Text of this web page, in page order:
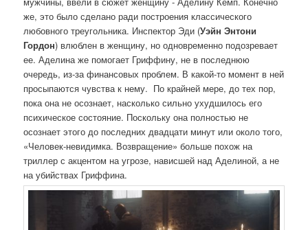
же, это было сделано ради построения классического
любовного треугольника. Инспектор Эди (Уэйн Энтони
Гордон) влюблен в женщину, но одновременно подозревает
ее. Аделина же помогает Гриффину, не в последнюю
очередь, из-за финансовых проблем. В какой-то момент в ней
просыпаются чувства к нему. По крайней мере, до тех пор,
пока она не осознает, насколько сильно ухудшилось его
психическое состояние. Поскольку она полностью не
осознает этого до последних двадцати минут или около того,
«Человек-невидимка. Возвращение» больше похож на
триллер с акцентом на угрозе, нависшей над Аделиной, а не
на убийствах Гриффина.